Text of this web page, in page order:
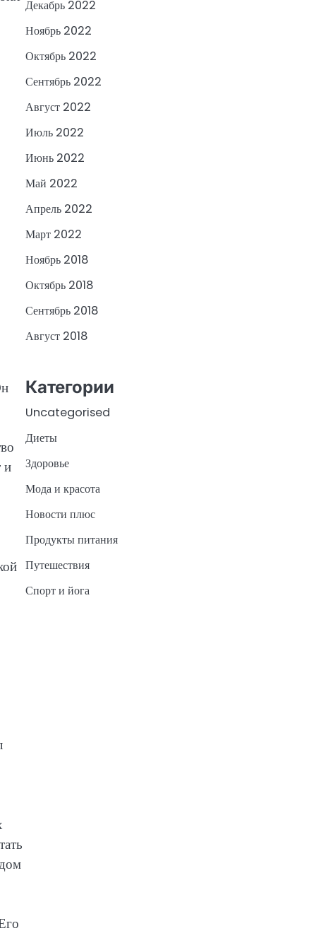
и
Декабрь 2022
Ноябрь 2022
Октябрь 2022
Сентябрь 2022
Август 2022
Июль 2022
Июнь 2022
Май 2022
Апрель 2022
Март 2022
Ноябрь 2018
Октябрь 2018
Сентябрь 2018
Август 2018
Категории
Uncategorised
Диеты
Здоровье
Мода и красота
Новости плюс
Продукты питания
Путешествия
Спорт и йога